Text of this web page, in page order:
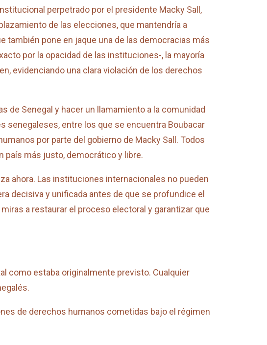
perpetrado por el presidente Macky Sall,
de las elecciones, que mantendría a
también pone en jaque una de las democracias más
por la opacidad de las instituciones-, la mayoría
evidenciando una clara violación de los derechos
de Senegal y hacer un llamamiento a la comunidad
senegaleses, entre los que se encuentra Boubacar
por parte del gobierno de Macky Sall. Todos
país más justo, democrático y libre.
ahora. Las instituciones internacionales no pueden
decisiva y unificada antes de que se profundice el
a restaurar el proceso electoral y garantizar que
como estaba originalmente previsto. Cualquier
de derechos humanos cometidas bajo el régimen